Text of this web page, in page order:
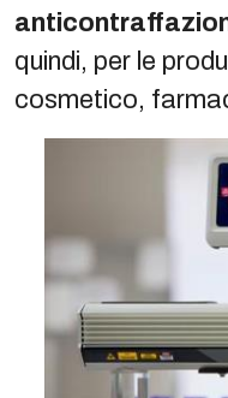
quindi, per le
cosmetico,